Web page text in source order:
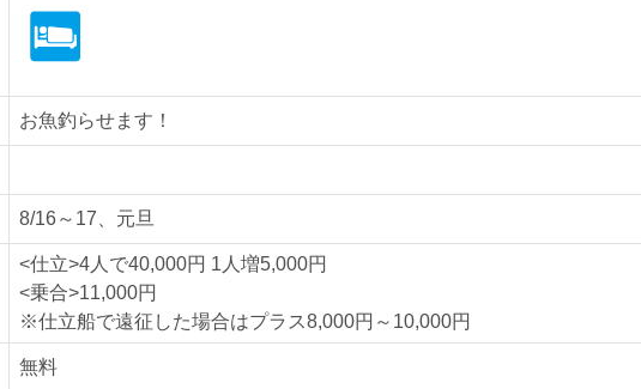
お魚釣らせます！
8/16～17、元旦
<仕立>4人で40,000円 1人増5,000円
<乗合>11,000円
※仕立船で遠征した場合はプラス8,000円～10,000円
無料